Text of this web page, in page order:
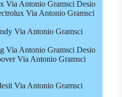
Via Antonio Gramsci Desio
Via Antonio Gramsci
Via Antonio Gramsci
Via Antonio Gramsci Desio
Via Antonio Gramsci
Via Antonio Gramsci